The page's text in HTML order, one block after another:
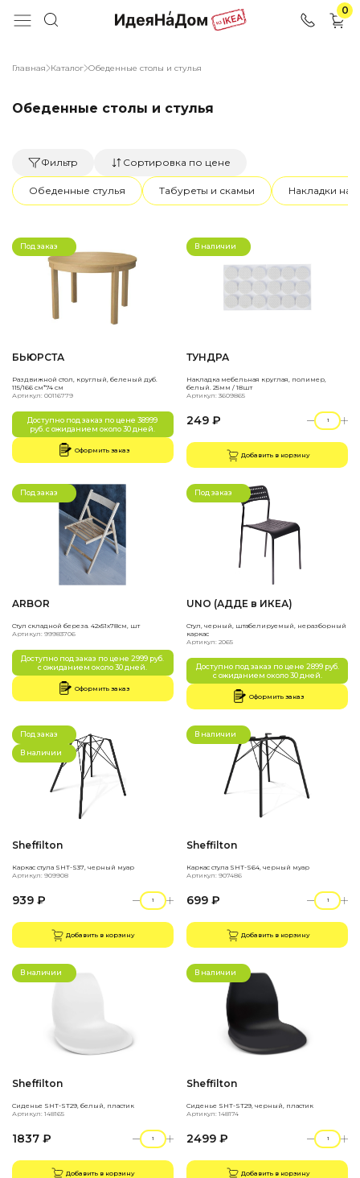
0
Главная Каталог Обеденные столы и стулья
Обеденные столы и стулья
Фильтр Сортировка по цене
Обеденные стулья Табуреты и скамьи Накладки на
Под заказ
БЬЮРСТА
Раздвижной стол, круглый, беленый дуб.
115/166 см*74 см
Артикул: 00116779
Доступно под заказ по цене 38999
руб. с ожиданием около 30 дней.
Оформить заказ
В наличии
ТУНДРА
Накладка мебельная круглая, полимер,
белый. 25мм / 18шт
Артикул: 3609865
249 ₽
Добавить в корзину
Под заказ
ARBOR
Стул складной береза. 42х51х78см, шт
Артикул: 99983706
Доступно под заказ по цене 2999 руб.
с ожиданием около 30 дней.
Оформить заказ
Под заказ
UNO (АДДЕ в ИКЕА)
Стул, черный, штабелируемый, неразборный
каркас
Артикул: 2065
Доступно под заказ по цене 2899 руб.
с ожиданием около 30 дней.
Оформить заказ
Под заказ
В наличии
Sheffilton
Каркас стула SHT-S37, черный муар
Артикул: 909908
939 ₽
Добавить в корзину
В наличии
Sheffilton
Каркас стула SHT-S64, черный муар
Артикул: 907486
699 ₽
Добавить в корзину
В наличии
Sheffilton
Сиденье SHT-ST29, белый, пластик
Артикул: 148165
1837 ₽
Добавить в корзину
В наличии
Sheffilton
Сиденье SHT-ST29, черный, пластик
Артикул: 148174
2499 ₽
Добавить в корзину